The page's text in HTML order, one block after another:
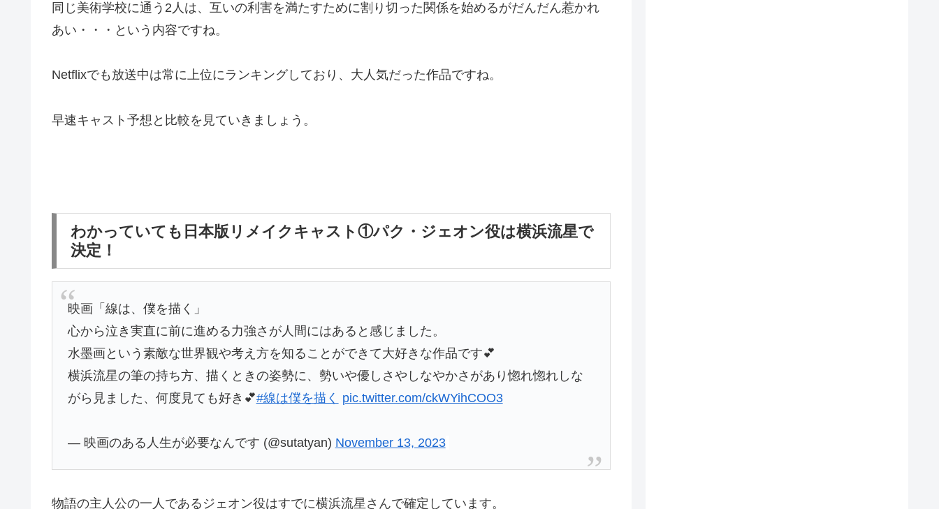
同じ美術学校に通う2人は、互いの利害を満たすために割り切った関係を始めるがだんだん惹かれ
あい・・・という内容ですね。
Netflixでも放送中は常に上位にランキングしており、大人気だった作品ですね。
早速キャスト予想と比較を見ていきましょう。
わかっていても日本版リメイクキャスト①パク・ジェオン役は横浜流星で
決定！
映画「線は、僕を描く」
心から泣き実直に前に進める力強さが人間にはあると感じました。
水墨画という素敵な世界観や考え方を知ることができて大好きな作品です💕
横浜流星の筆の持ち方、描くときの姿勢に、勢いや優しさやしなやかさがあり惚れ惚れしな
がら見ました、何度見ても好き💕#線は僕を描く pic.twitter.com/ckWYihCOO3
— 映画のある人生が必要なんです (@sutatyan) November 13, 2023
物語の主人公の一人であるジェオン役はすでに横浜流星さんで確定しています。